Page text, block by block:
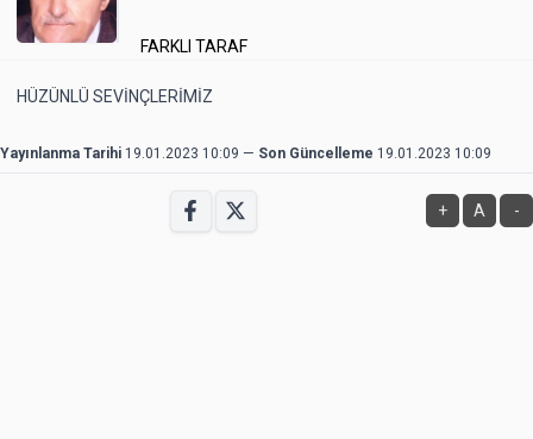
FARKLI TARAF
HÜZÜNLÜ SEVİNÇLERİMİZ
Yayınlanma Tarihi 19.01.2023 10:09 — Son Güncelleme 19.01.2023 10:09
+ A -